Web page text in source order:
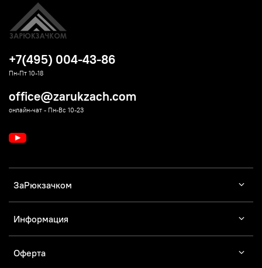
ЗаРюкзачком
Информация
Оферта
+7(495) 004-43-86
Пн-Пт 10-18
office@zarukzach.com
онлайн-чат - Пн-Вс 10-23